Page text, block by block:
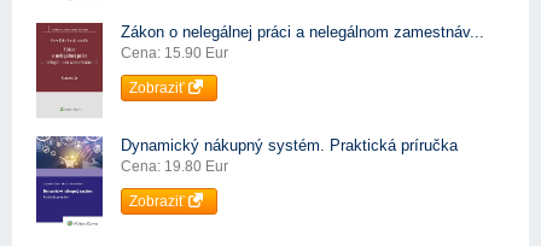
Zákon o nelegálnej práci a nelegálnom zamestnáv...
Cena: 15.90 Eur
Zobraziť
Dynamický nákupný systém. Praktická príručka
Cena: 19.80 Eur
Zobraziť